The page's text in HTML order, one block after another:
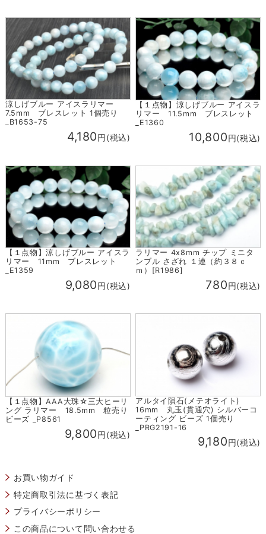
涼しげブルー アイスラリマー
7.5mm ブレスレット 1個売り
_B1653-75
4,180円(税込)
【１点物】涼しげブルー アイスラ
リマー 11.5mm ブレスレット
_E1360
10,800円(税込)
【１点物】涼しげブルー アイスラ
リマー 11mm ブレスレット
_E1359
9,080円(税込)
ラリマー 4x8mm チップ ミニタ
ンブル さざれ １連（約３８ｃ
ｍ）[R1986]
780円(税込)
【１点物】AAA大珠☆三大ヒーリ
ング ラリマー 18.5mm 粒売り
ビーズ _P8561
9,800円(税込)
アルタイ隕石(メテオライト)
16mm 丸玉(貫通穴) シルバーコ
ーティング ビーズ 1個売り
_PRG2191-16
9,180円(税込)
お買い物ガイド
特定商取引法に基づく表記
プライバシーポリシー
この商品について問い合わせる